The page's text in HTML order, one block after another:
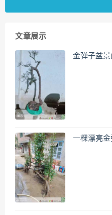
文章展示
金弹子盆
一棵漂亮